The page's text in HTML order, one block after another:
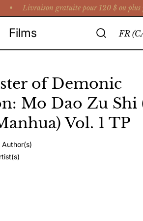
Livraison gratuite pour 120 $ ou plus
Films FR
of Demonic
Mo Dao Zu Shi
Vol. 1 TP
Author(s)